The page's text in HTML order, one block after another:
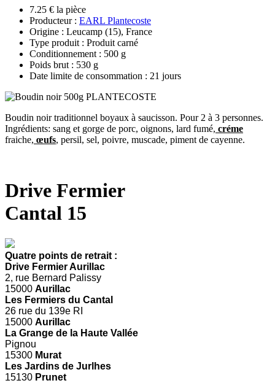
7.25 € la pièce
Producteur : EARL Plantecoste
Origine : Leucamp (15), France
Type produit : Produit carné
Conditionnement : 500 g
Poids brut : 530 g
Date limite de consommation : 21 jours
Boudin noir traditionnel boyaux à saucisson. Pour 2 à 3 personnes.
Ingrédients: sang et gorge de porc, oignons, lard fumé, créme
fraiche, œufs, persil, sel, poivre, muscade, piment de cayenne.
Drive Fermier
Cantal 15
Quatre points de retrait :
Drive Fermier Aurillac
2, rue Bernard Palissy
15000 Aurillac
Les Fermiers du Cantal
26 rue du 139e RI
15000 Aurillac
La Grange de la Haute Vallée
Pignou
15300 Murat
Les Jardins de Jurlhes
15130 Prunet